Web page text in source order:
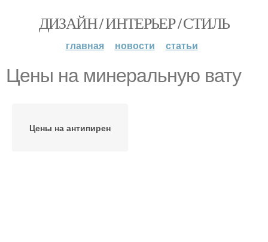
ДИЗАЙН / ИНТЕРЬЕР / СТИЛЬ
главная новости статьи
Цены на минеральную вату
Цены на антипирен